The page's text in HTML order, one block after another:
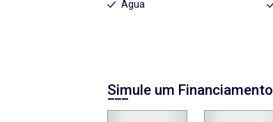
Água
Simule um Financiamento